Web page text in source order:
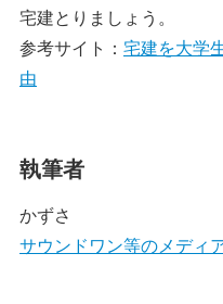
宅建とりましょう。
参考サイト： 宅建を大学
由
執筆者
かずさ
サウンドワン等のメディ